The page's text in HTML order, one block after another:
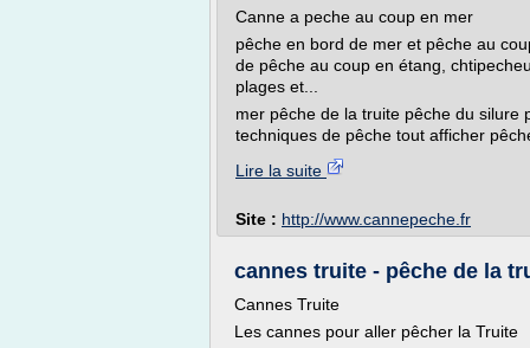
Canne a peche au coup en mer
pêche en bord de mer et pêche au
de pêche au coup en étang,
plages et...
mer pêche de la truite pêche du silure
techniques de pêche tout afficher
Lire la suite
Site : http://www.cannepeche.fr
cannes truite - pêche de la
Cannes Truite
Les cannes pour aller pêcher la Truite